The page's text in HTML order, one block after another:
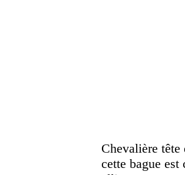
Chevalière tête
cette bague